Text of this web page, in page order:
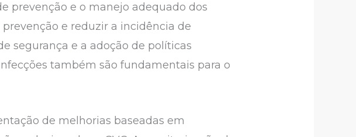
prevenção e o manejo adequado dos
e reduzir a incidência de
segurança e a adoção de políticas
também são fundamentais para o
de melhorias baseadas em